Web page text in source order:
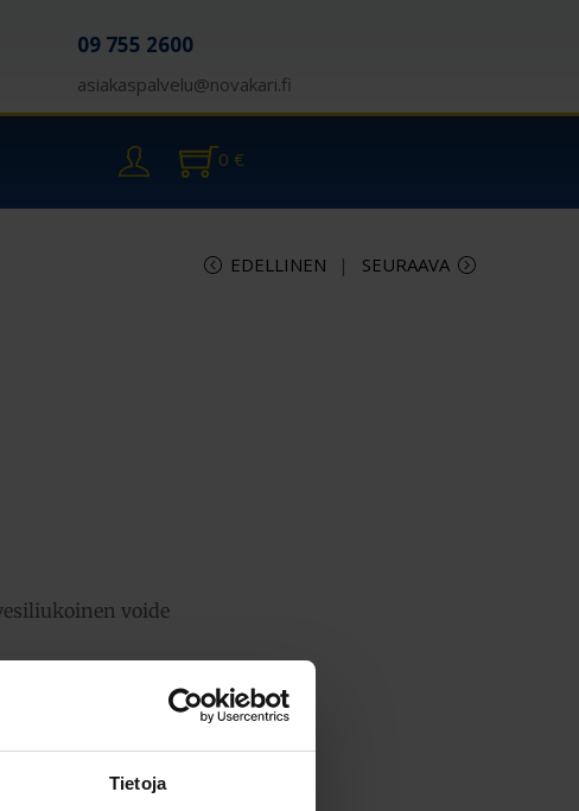
Tietoja
09 755 2600
asiakaspalvelu@novakari.fi
0 €
EDELLINEN SEURAAVA
voide